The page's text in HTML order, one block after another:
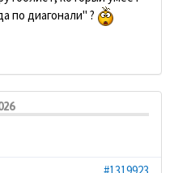
по диагонали" ?